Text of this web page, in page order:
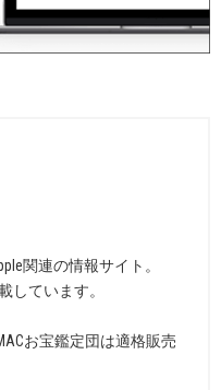
関連の情報サイト。
しています。
お宝鑑定団は適格販売